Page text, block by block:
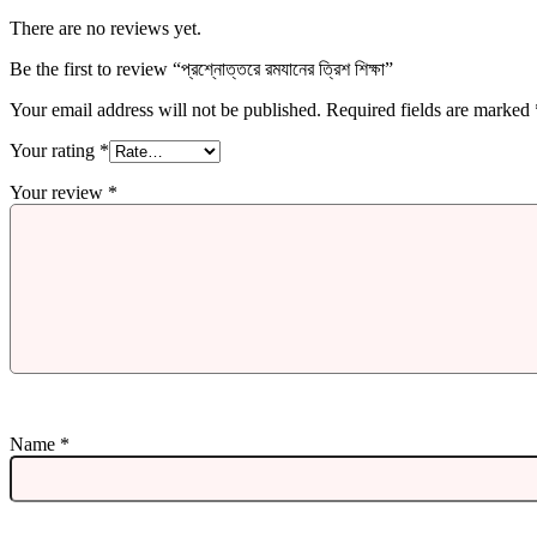
There are no reviews yet.
Be the first to review “প্রশ্নোত্তরে রমযানের ত্রিশ শিক্ষা”
Your email address will not be published. Required fields are marked
Your rating *
Your review *
Name *